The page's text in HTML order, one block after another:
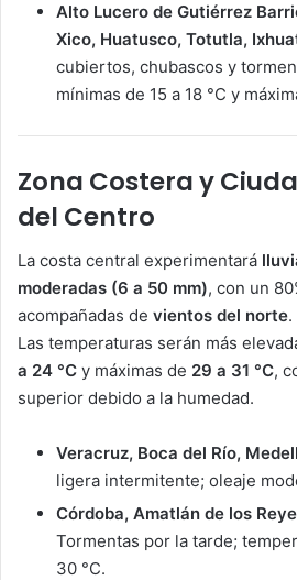
Alto Lucero de Gutiérrez
Xico, Huatusco, Totutla,
cubiertos, chubascos y
mínimas de 15 a 18 °C y
Zona Costera y
del Centro
La costa central experimentará
moderadas (6 a 50 mm), con un
acompañadas de vientos del norte.
Las temperaturas serán más
a 24 °C y máximas de 29 a 31 °C,
superior debido a la humedad.
Veracruz, Boca del Río,
ligera intermitente; oleaje
Córdoba, Amatlán de los
Tormentas por la tarde;
30 °C.